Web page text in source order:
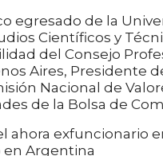
egresado de la
Científicos y
del Consejo
Aires, Presidente
Nacional de
de la Bolsa de
ahora exfuncionario
Argentina